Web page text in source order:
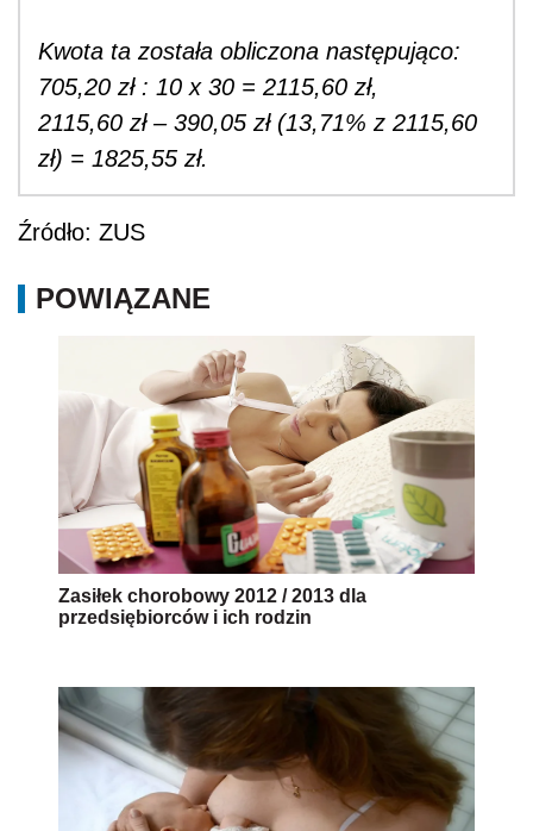
Kwota ta została obliczona następująco:
705,20 zł : 10 x 30 = 2115,60 zł,
2115,60 zł – 390,05 zł (13,71% z 2115,60
zł) = 1825,55 zł.
Źródło: ZUS
POWIĄZANE
Zasiłek chorobowy 2012 / 2013 dla
przedsiębiorców i ich rodzin